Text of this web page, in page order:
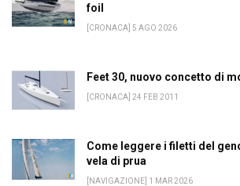
foil
[CRONACA] 5 AGO 2026
Feet 30, nuovo concetto di
[CRONACA] 24 FEB 2011
Come leggere i filetti del
vela di prua
[NAVIGAZIONE] 1 MAR 2026